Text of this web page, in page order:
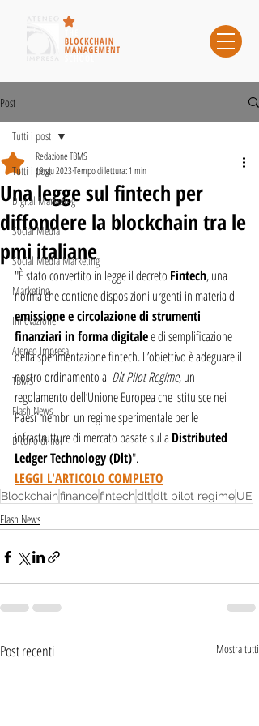
Post
Tutti i post
Digital Marketing
Social Media
Social Media Marketing
Marketing
Innovazione
Ateneo Impresa
TBMS
Flash News
Dicono di noi
Tutti i post
Una legge sul fintech per
diffondere la blockchain tra le
pmi italiane
Redazione TBMS
19 giu 2023Tempo di lettura: 1 min
"È stato convertito in legge il decreto Fintech, una
norma che contiene disposizioni urgenti in materia di
emissione e circolazione di strumenti
finanziari in forma digitale e di semplificazione
della sperimentazione fintech. L’obiettivo è adeguare il
nostro ordinamento al Dlt Pilot Regime, un
regolamento dell’Unione Europea che istituisce nei
Paesi membri un regime sperimentale per le
infrastrutture di mercato basate sulla Distributed
Ledger Technology (Dlt)".
LEGGI L'ARTICOLO COMPLETO
Blockchainfinancefintechdltdlt pilot regimeUE
Flash News
Post recenti Mostra tutti